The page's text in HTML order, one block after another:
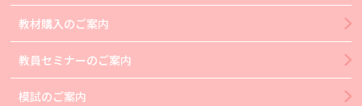
教材購入のご案内
教員セミナーのご案内
模試のご案内